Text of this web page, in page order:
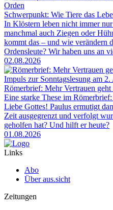
Orden
Schwerpunkt: Wie Tiere das
In Klöstern leben nicht immer
manchmal auch Ziegen oder
kommt das – und wie verändern
Ordensleute? Wir haben uns an
02.08.2026
Impuls zur Sonntagslesung am
Römerbrief: Mehr Vertrauen geht
Eine starke These im
Liebe Gottes! Paulus ermutigt
Zeit ausgegrenzt und verfolgt
geholfen hat? Und hilft er heute?
01.08.2026
Links
Abo
Über aus.sicht
Zeitungen